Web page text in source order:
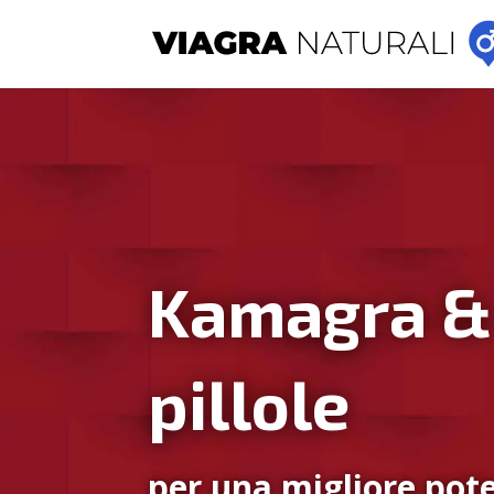
Kamagra
pillole